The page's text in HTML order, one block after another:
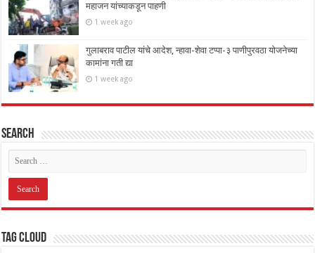
महाजन यांच्याकडून पाहणी
1 week ago
गुलाबराव पाटील यांचे आदेश, न्हावा-शेवा टप्पा-३ पाणीपुरवठा योजनेच्या
कामांना गती द्या
1 week ago
Search
Tag Cloud